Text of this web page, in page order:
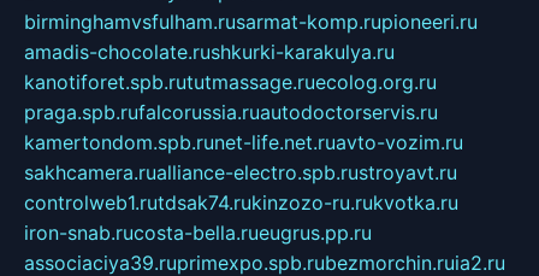
birminghamvsfulham.rusarmat-komp.rupioneeri.ru
amadis-chocolate.rushkurki-karakulya.ru
kanotiforet.spb.rututmassage.ruecolog.org.ru
praga.spb.rufalcorussia.ruautodoctorservis.ru
kamertondom.spb.runet-life.net.ruavto-vozim.ru
sakhcamera.rualliance-electro.spb.rustroyavt.ru
controlweb1.rutdsak74.rukinzozo-ru.rukvotka.ru
iron-snab.rucosta-bella.rueugrus.pp.ru
associaciya39.ruprimexpo.spb.rubezmorchin.ruia2.ru